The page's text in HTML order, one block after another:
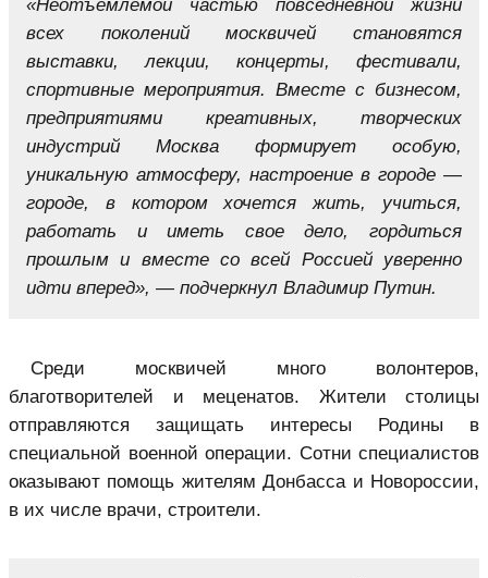
«Неотъемлемой частью повседневной жизни
всех поколений москвичей становятся
выставки, лекции, концерты, фестивали,
спортивные мероприятия. Вместе с бизнесом,
предприятиями креативных, творческих
индустрий Москва формирует особую,
уникальную атмосферу, настроение в городе —
городе, в котором хочется жить, учиться,
работать и иметь свое дело, гордиться
прошлым и вместе со всей Россией уверенно
идти вперед», — подчеркнул Владимир Путин.
Среди москвичей много волонтеров,
благотворителей и меценатов. Жители столицы
отправляются защищать интересы Родины в
специальной военной операции. Сотни специалистов
оказывают помощь жителям Донбасса и Новороссии,
в их числе врачи, строители.